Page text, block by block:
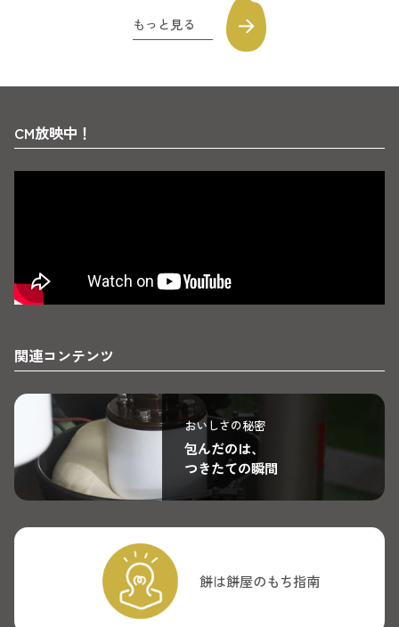
もっと見る
CM放映中！
関連コンテンツ
おいしさの秘密
包んだのは、
つきたての瞬間
餅は餅屋のもち指南